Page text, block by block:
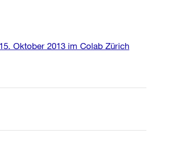
Oktober 2013 im Colab Zürich